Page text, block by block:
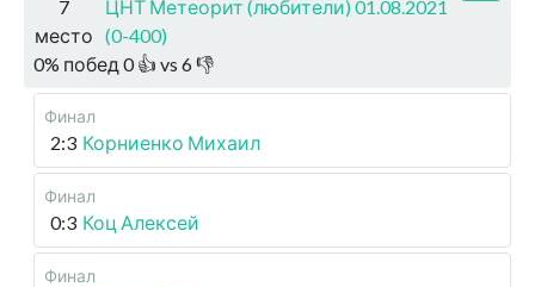
7
место
ЦНТ Метеорит (любители) 01.08.2021
(0-400)
0% побед 0👍 vs 6👎
Финал
2:3 Корниенко Михаил
Финал
0:3 Коц Алексей
Финал